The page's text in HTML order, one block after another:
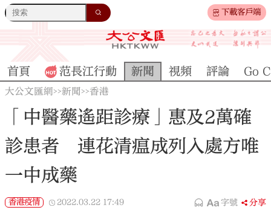
下載客戶端
首頁 范長江行動 新聞 視頻 評論 Go
大公文匯網>>新聞>>香港
「中醫藥遙距診療」惠及2萬確
診患者 連花清瘟成列入處方唯
一中成藥
香港疫情 2022.03.22 17:49 字號 分享